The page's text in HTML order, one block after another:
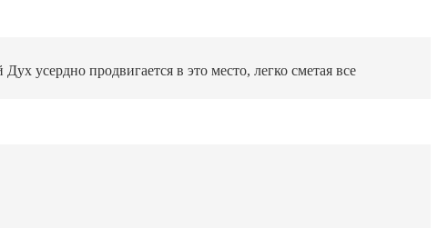
усердно продвигается в это место, легко сметая все